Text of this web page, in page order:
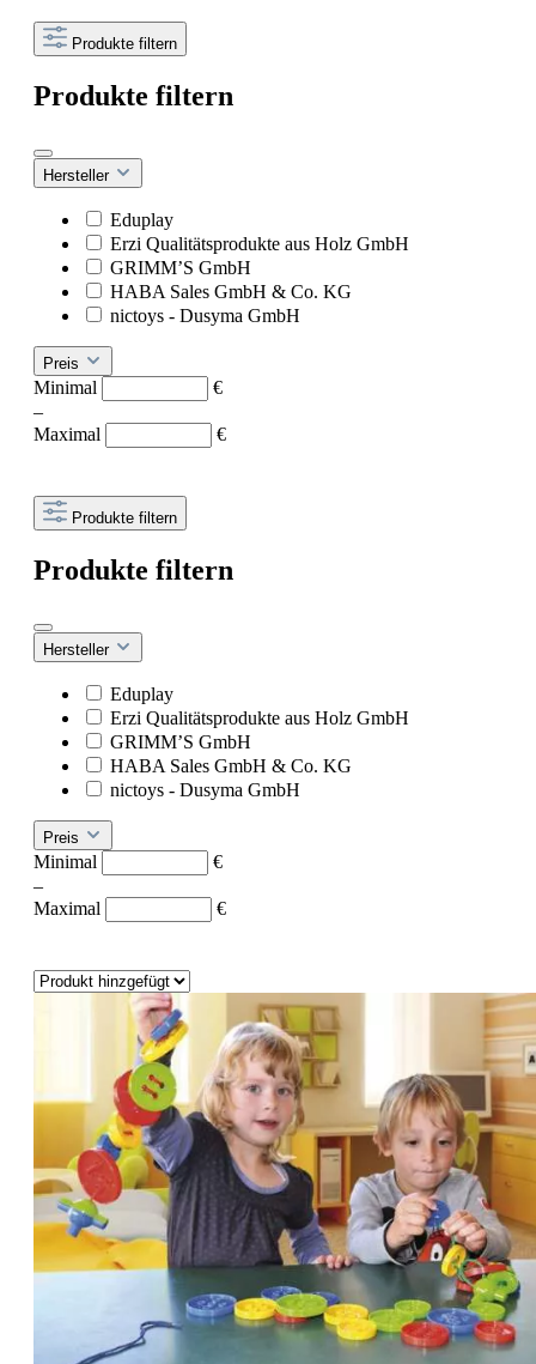
Produkte filtern
Produkte filtern
Hersteller
Eduplay
Erzi Qualitätsprodukte aus Holz GmbH
GRIMM’S GmbH
HABA Sales GmbH & Co. KG
nictoys - Dusyma GmbH
Preis
Minimal
€
–
Maximal
€
Produkte filtern
Produkte filtern
Hersteller
Eduplay
Erzi Qualitätsprodukte aus Holz GmbH
GRIMM’S GmbH
HABA Sales GmbH & Co. KG
nictoys - Dusyma GmbH
Preis
Minimal
€
–
Maximal
€